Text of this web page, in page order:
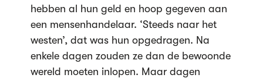
hebben al hun geld en hoop gegeven aan
een mensenhandelaar. ‘Steeds naar het
westen’, dat was hun opgedragen. Na
enkele dagen zouden ze dan de bewoonde
wereld moeten inlopen. Maar dagen